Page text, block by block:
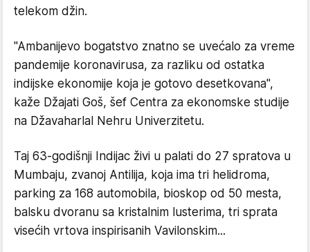
telekom džin.
"Ambanijevo bogatstvo znatno se uvećalo za vreme
pandemije koronavirusa, za razliku od ostatka
indijske ekonomije koja je gotovo desetkovana",
kaže Džajati Goš, šef Centra za ekonomske studije
na Džavaharlal Nehru Univerzitetu.
Taj 63-godišnji Indijac živi u palati do 27 spratova u
Mumbaju, zvanoj Antilija, koja ima tri helidroma,
parking za 168 automobila, bioskop od 50 mesta,
balsku dvoranu sa kristalnim lusterima, tri sprata
visećih vrtova inspirisanih Vavilonskim...